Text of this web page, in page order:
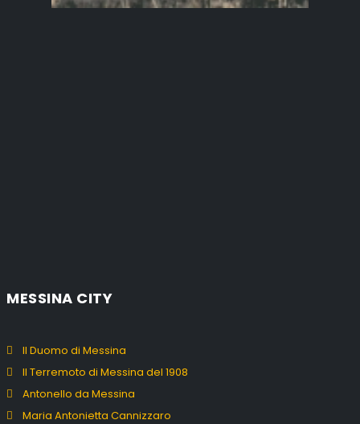
MESSINA CITY
Il Duomo di Messina
Il Terremoto di Messina del 1908
Antonello da Messina
Maria Antonietta Cannizzaro